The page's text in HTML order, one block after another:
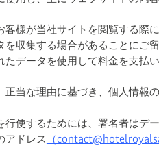
客様が当社サイトを閲覧する際
を収集する場合があることにご
たデータを使用して料金を支払
正当な理由に基づき、個人情報
行使するためには、署名者はデ
アドレス （